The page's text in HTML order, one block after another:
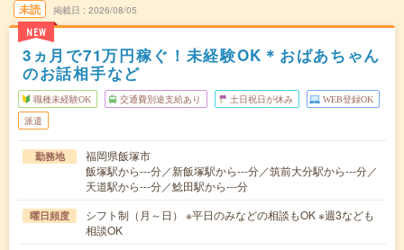
未読
NEW
掲載日 2026/08/05
3ヵ月で71万円稼ぐ！未経験OK＊おばあちゃん
のお話相手など
職種未経験OK 交通費別途支給あり 土日祝日が休み WEB登録OK
派遣
勤務地
福岡県飯塚市
飯塚駅から---分／新飯塚駅から---分／筑前大分駅から---分／
天道駅から---分／鯰田駅から---分
曜日頻度
シフト制（月～日） ※平日のみなどの相談もOK ※週3なども
相談OK